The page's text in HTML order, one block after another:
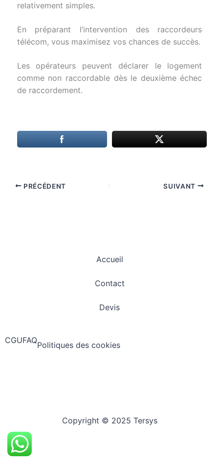
relativement simples.
En préparant l’intervention des raccordeurs
télécom, vous maximisez vos chances de succès.
Les opérateurs peuvent déclarer le logement
comme non raccordable dès le deuxième échec
de raccordement.
PRÉCÉDENT SUIVANT
Accueil
Contact
Devis
CGUFAQPolitiques des cookies
Copyright © 2025 Tersys